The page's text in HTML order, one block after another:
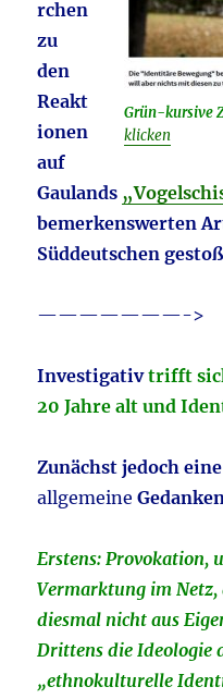
Grün-kursive
klicken
rchen
zu
den
Reakt
ionen
auf
Gaulands
bemerkenswerten
Süddeutschen
———————->
Investigativtrifft
20 Jahre alt und
Zunächst jedoch
allgemeine
Erstens: Provokation,
Vermarktung im Netz,
diesmal nicht aus
Drittens die Ideologie
„ethnokulturelle